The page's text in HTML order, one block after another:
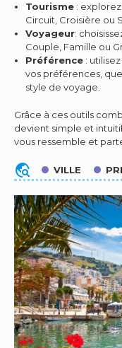
Tourisme :
Circuit, Croisière ou
Voyageur:
Couple, Famille ou
Préférence :
vos préférences,
style de voyage.
Grâce à ces outils
devient simple et
vous ressemble et
travel_explore VILLE